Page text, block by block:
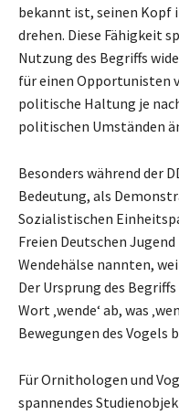
bekannt ist, seinen Kopf
drehen. Diese Fähigkeit
Nutzung des Begriffs
für einen Opportunisten
politische Haltung je
politischen Umständen
Besonders während der
Bedeutung, als
Sozialistischen
Freien Deutschen Jugend
Wendehälse nannten,
Der Ursprung des
Wort ‚wende‘ ab, was
Bewegungen des Vogels
Für Ornithologen und
spannendes